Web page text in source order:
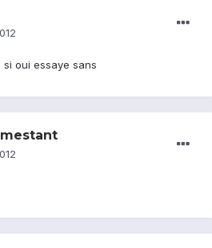
oui essaye sans